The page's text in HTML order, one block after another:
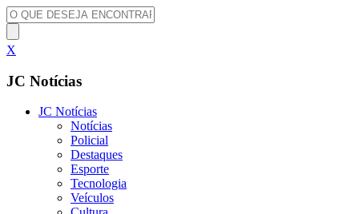
X
JC Notícias
JC Notícias
Notícias
Policial
Destaques
Esporte
Tecnologia
Veículos